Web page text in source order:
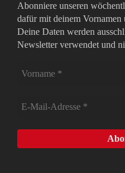
Abonniere unseren
dafür mit deinem Vornamen
Deine Daten werden
Newsletter verwendet und